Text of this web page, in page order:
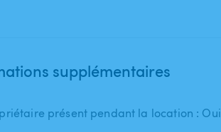
supplémentaires
présent pendant la location : Oui